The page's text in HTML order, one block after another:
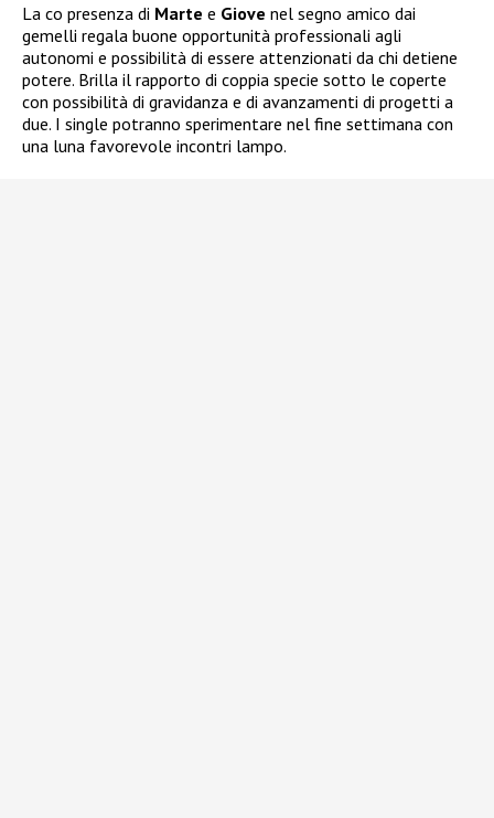
La co presenza di Marte e Giove nel segno amico dai
gemelli regala buone opportunità professionali agli
autonomi e possibilità di essere attenzionati da chi detiene
potere. Brilla il rapporto di coppia specie sotto le coperte
con possibilità di gravidanza e di avanzamenti di progetti a
due. I single potranno sperimentare nel fine settimana con
una luna favorevole incontri lampo.